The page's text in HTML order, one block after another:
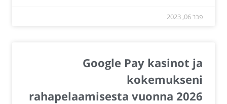
פבר 06, 2023
Google Pay kasinot ja
kokemukseni
rahapelaamisesta vuonna 2026